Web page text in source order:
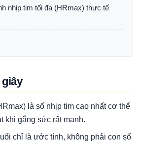
nhịp tim tối đa (HRmax) thực tế
giây
là số nhịp tim cao nhất cơ thể
khi gắng sức rất mạnh.
chỉ là ước tính, không phải con số